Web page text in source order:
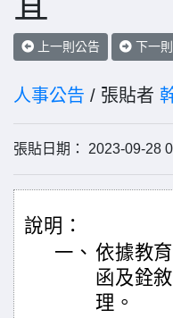
上一則公告 下一
人事公告 / 張貼者
張貼日期： 2023-09-28
說明：
一、 依據教
函及銓
理。